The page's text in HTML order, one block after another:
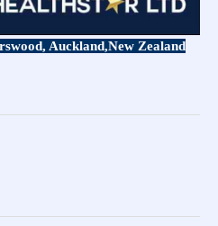
Auckland,New Zealand